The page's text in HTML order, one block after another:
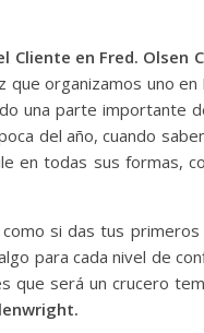
en Fred. Olsen
organizamos uno
una parte importante
del año, cuando
en todas sus formas,
si das tus
para cada nivel de
que será un crucero